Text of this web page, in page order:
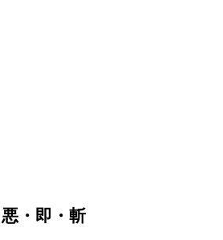
悪・即・斬